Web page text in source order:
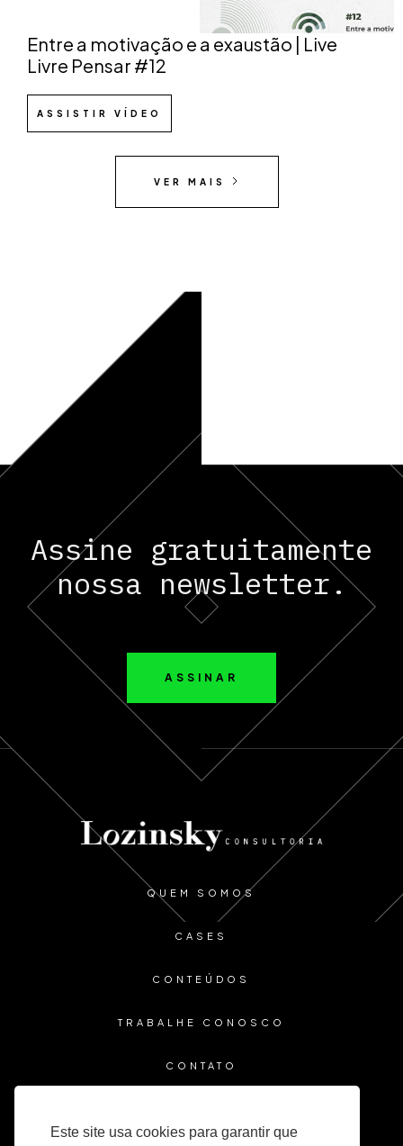
Entre a motivação e a exaustão | Live
Livre Pensar #12
ASSISTIR VÍDEO
VER MAIS
Assine gratuitamente
nossa newsletter.
ASSINAR
QUEM SOMOS
CASES
CONTEÚDOS
TRABALHE CONOSCO
CONTATO
Import Data
Este site usa cookies para garantir que